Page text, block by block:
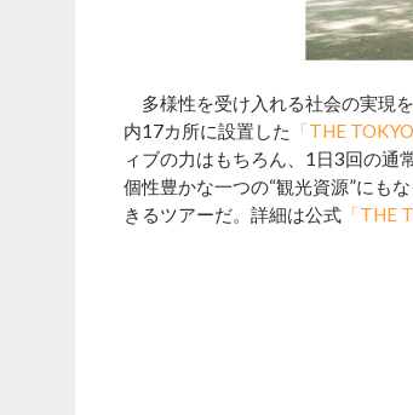
多様性を受け入れる社会の実現
内17カ所に設置した
「THE
ィブの力はもちろん、1日3回の通
個性豊かな一つの“観光資源”にも
きるツアーだ。詳細は公式 「THE